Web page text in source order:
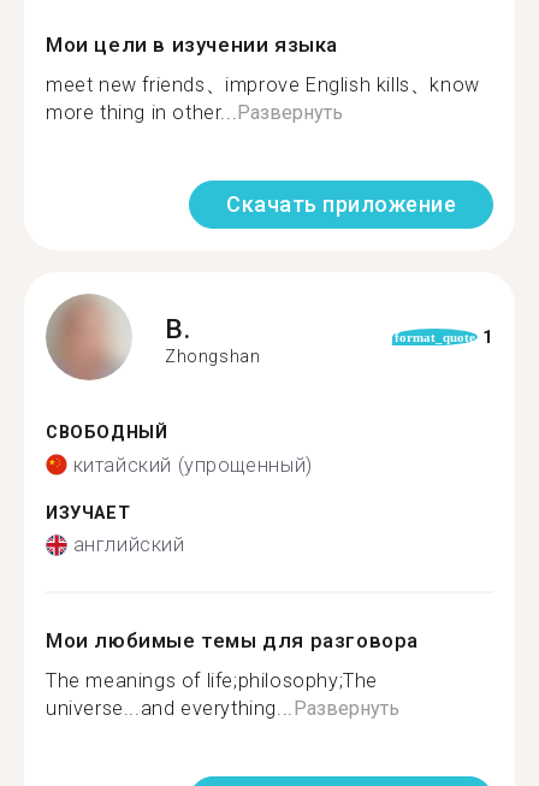
Мои цели в изучении языка
meet new friends、improve English kills、know
more thing in other...Развернуть
Скачать приложение
B.
Zhongshan
format_quote 1
СВОБОДНЫЙ
китайский (упрощенный)
ИЗУЧАЕТ
английский
Мои любимые темы для разговора
The meanings of life;philosophy;The
universe...and everything...Развернуть